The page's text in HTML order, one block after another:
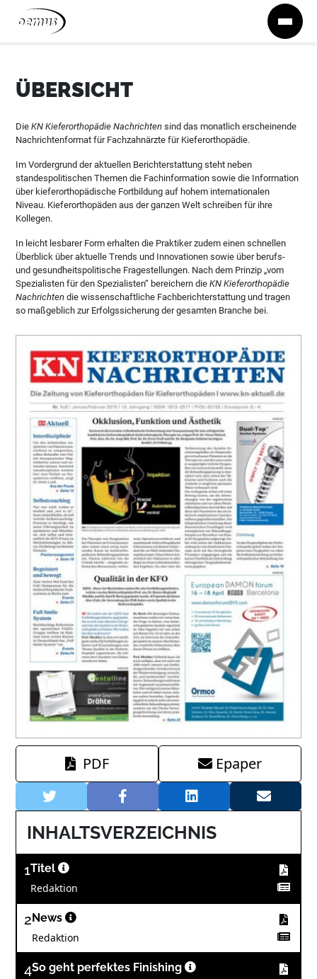
Zum Inhalt springen
ÜBERSICHT
DieKN Kieferorthopädie Nachrichten sind das monatlich erscheinende
Nachrichtenformat für Fachzahnärzte für Kieferorthopädie.
Im Vordergrund der aktuellen Berichterstattung steht neben
standespolitischen Themen die Fachinformation sowie die Information
über kieferorthopädische Fortbildung auf hohem internationalen
Niveau. Kieferorthopäden aus der ganzen Welt schreiben für ihre
Kollegen.
In leicht lesbarer Form erhalten die Praktiker zudem einen schnellen
Überblick über aktuelle Trends und Innovationen sowie über berufs-
und gesundheitspolitische Fragestellungen. Nach dem Prinzip „vom
Spezialisten für den Spezialisten“ bereichern dieKN Kieferorthopädie
Nachrichten die wissenschaftliche Fachberichterstattung und tragen
so maßgeblich zur Erfolgssicherung der gesamten Branche bei.
PDF Epaper
INHALTSVERZEICHNIS
1Titel
Redaktion
2 News
Redaktion
4So geht perfektes Finishing